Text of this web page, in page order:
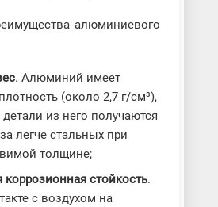
алюминиевого
. Алюминий имеет
(около 2,7 г/см³),
из него получаются
легче стальных при
толщине;
коррозионная стойкость.
с воздухом на